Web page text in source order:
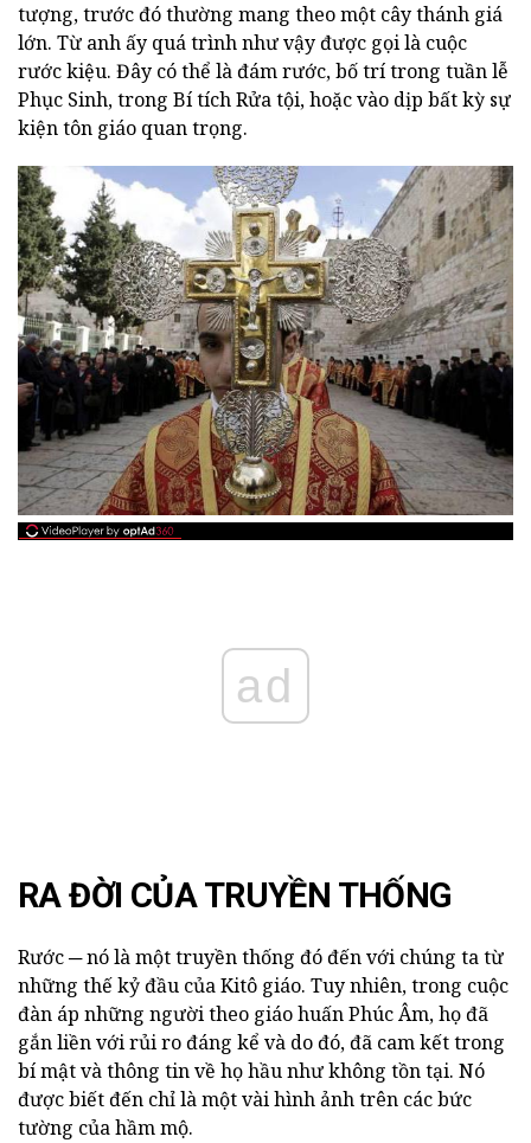
tượng, trước đó thường mang theo một cây thánh giá
lớn. Từ anh ấy quá trình như vậy được gọi là cuộc
rước kiệu. Đây có thể là đám rước, bố trí trong tuần lễ
Phục Sinh, trong Bí tích Rửa tội, hoặc vào dịp bất kỳ sự
kiện tôn giáo quan trọng.
ad
RA ĐỜI CỦA TRUYỀN THỐNG
Rước ─ nó là một truyền thống đó đến với chúng ta từ
những thế kỷ đầu của Kitô giáo. Tuy nhiên, trong cuộc
đàn áp những người theo giáo huấn Phúc Âm, họ đã
gắn liền với rủi ro đáng kể và do đó, đã cam kết trong
bí mật và thông tin về họ hầu như không tồn tại. Nó
được biết đến chỉ là một vài hình ảnh trên các bức
tường của hầm mộ.